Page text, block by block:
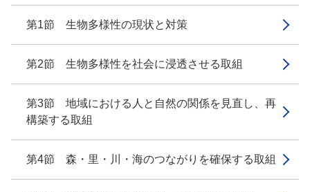
第1節 生物多様性の現状と対策
第2節 生物多様性を社会に浸透させる取組
第3節 地域における人と自然の関係を見直し、再
構築する取組
第4節 森・里・川・海のつながりを確保する取組